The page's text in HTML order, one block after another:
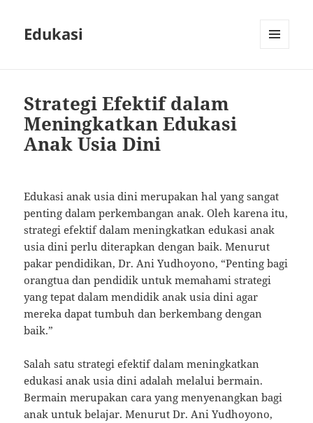
Edukasi
Strategi Efektif dalam
Meningkatkan Edukasi
Anak Usia Dini
Edukasi anak usia dini merupakan hal yang sangat
penting dalam perkembangan anak. Oleh karena itu,
strategi efektif dalam meningkatkan edukasi anak
usia dini perlu diterapkan dengan baik. Menurut
pakar pendidikan, Dr. Ani Yudhoyono, “Penting bagi
orangtua dan pendidik untuk memahami strategi
yang tepat dalam mendidik anak usia dini agar
mereka dapat tumbuh dan berkembang dengan
baik.”
Salah satu strategi efektif dalam meningkatkan
edukasi anak usia dini adalah melalui bermain.
Bermain merupakan cara yang menyenangkan bagi
anak untuk belajar. Menurut Dr. Ani Yudhoyono,